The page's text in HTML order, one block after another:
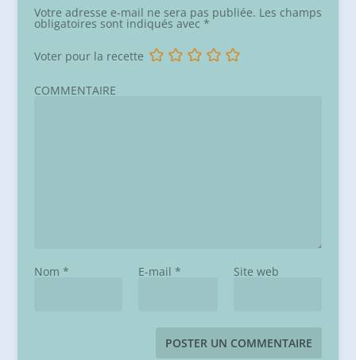
Votre adresse e-mail ne sera pas publiée. Les champs
obligatoires sont indiqués avec *
Voter pour la recette
COMMENTAIRE
Nom * E-mail * Site web